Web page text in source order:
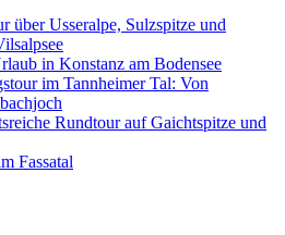
über Usseralpe, Sulzspitze und
in Konstanz am Bodensee
im Tannheimer Tal: Von
Rundtour auf Gaichtspitze und
Fassatal